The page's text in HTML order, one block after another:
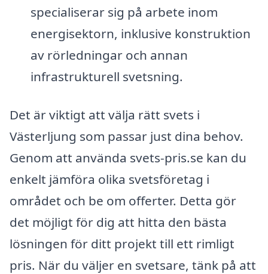
specialiserar sig på arbete inom
energisektorn, inklusive konstruktion
av rörledningar och annan
infrastrukturell svetsning.
Det är viktigt att välja rätt svets i
Västerljung som passar just dina behov.
Genom att använda svets-pris.se kan du
enkelt jämföra olika svetsföretag i
området och be om offerter. Detta gör
det möjligt för dig att hitta den bästa
lösningen för ditt projekt till ett rimligt
pris. När du väljer en svetsare, tänk på att